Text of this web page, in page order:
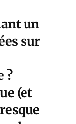
un
sur
?
(et